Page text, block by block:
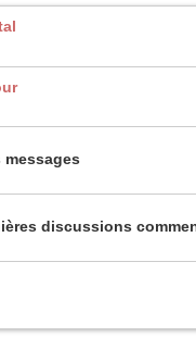
discussions